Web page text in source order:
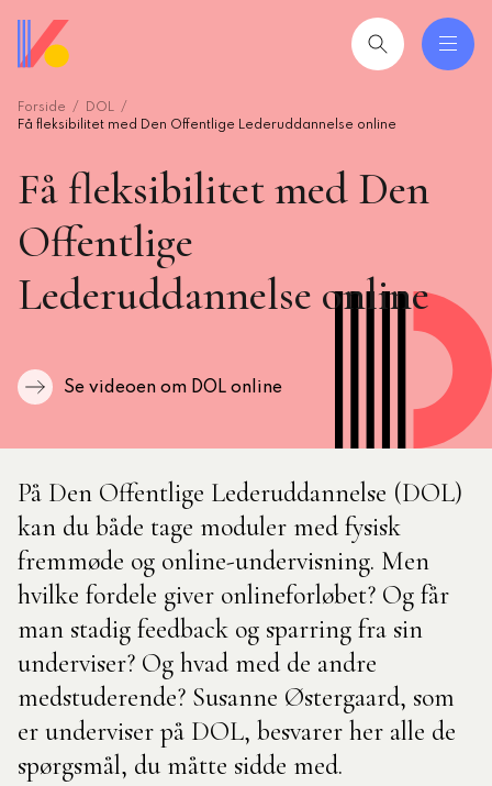
hovedindhold
Forside
DOL
Få fleksibilitet med Den Offentlige Lederuddannelse online
Få fleksibilitet med Den
Offentlige
Lederuddannelse online
Se videoen om DOL online
På Den Offentlige Lederuddannelse (DOL)
kan du både tage moduler med fysisk
fremmøde og online-undervisning. Men
hvilke fordele giver onlineforløbet? Og får
man stadig feedback og sparring fra sin
underviser? Og hvad med de andre
medstuderende? Susanne Østergaard, som
er underviser på DOL, besvarer her alle de
spørgsmål, du måtte sidde med.
uddannelser
artikler
Formidler- og
moduler – Kommunom